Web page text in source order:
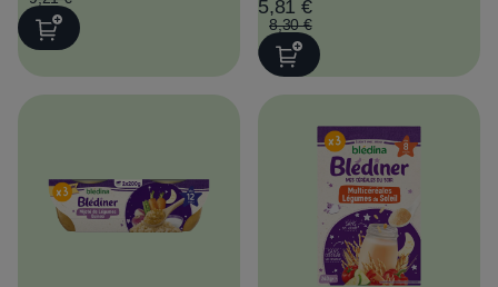
5,81 €
8,30 €